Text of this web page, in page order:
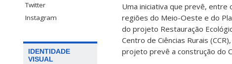
Twitter
Instagram
IDENTIDADE
VISUAL
Uma iniciativa que prevê, entre
regiões do Meio-Oeste e do
do projeto Restauração
Centro de Ciências Rurais
projeto prevê a construção do